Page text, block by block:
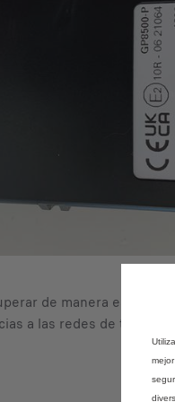
de manera
a las redes de telefonía